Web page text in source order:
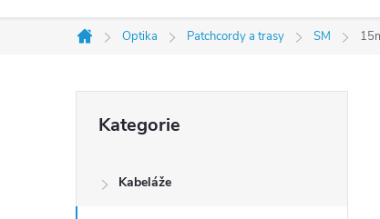
Domů
Optika Patchcordy a trasy SM
r
kategorie
Kategorie
Kabeláže